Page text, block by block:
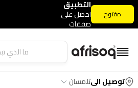
التطبيق
احصل على
صفقات
الحصرية
مفتوح
توصيل الىتلمسان